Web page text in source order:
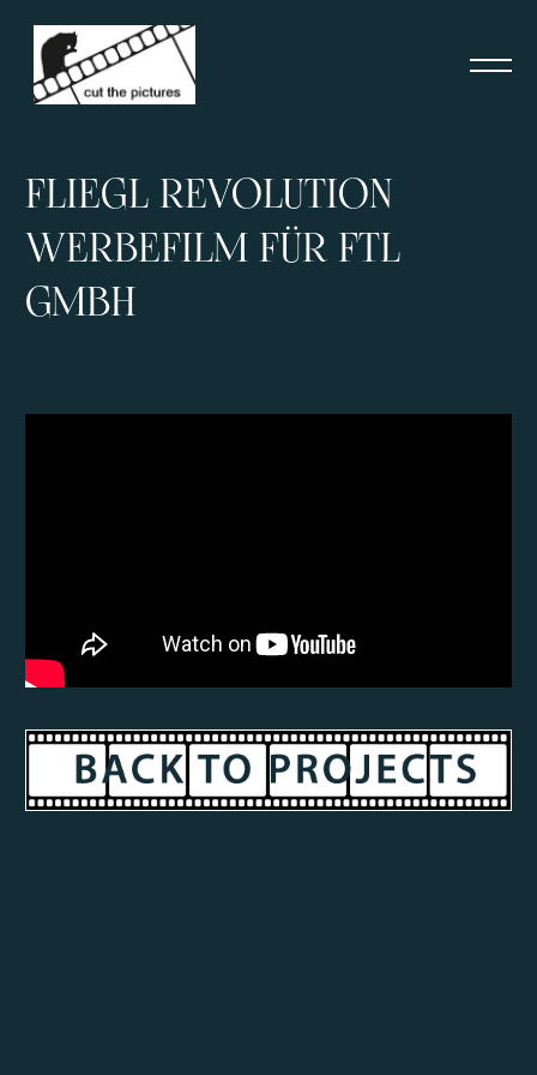
FLIEGL REVOLUTION
WERBEFILM FÜR FTL
GMBH